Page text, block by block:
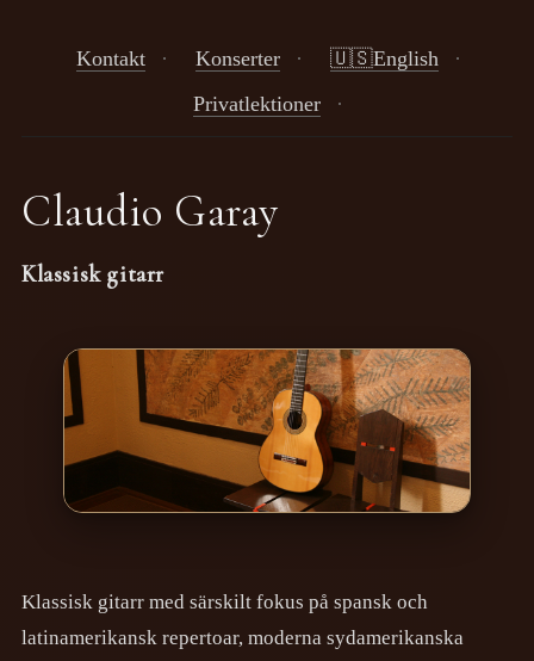
Kontakt · Konserter · 🇺🇸English
·
Privatlektioner
·
Claudio Garay
Klassisk gitarr
Klassisk gitarr med särskilt fokus på spansk och
latinamerikansk repertoar, moderna sydamerikanska